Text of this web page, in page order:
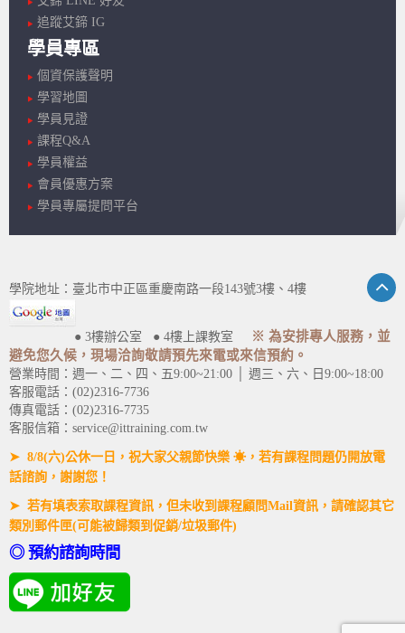
追蹤艾鍗 IG
學員專區
個資保護聲明
學習地圖
學員見證
課程Q&A
學員權益
會員優惠方案
學員專屬提問平台
學院地址：臺北市中正區重慶南路一段143號3樓、4樓
● 3樓辦公室 ● 4樓上課教室
※ 為安排專人服務，並
避免您久候，現場洽詢敬請預先來電或來信預約。
營業時間：週一、二、四、五9:00~21:00 │ 週三、六、日9:00~18:00
客服電話：(02)2316-7736
傳真電話：(02)2316-7735
客服信箱：service@ittraining.com.tw
➤ 8/8(六)公休一日，祝大家父親節快樂 ☀，若有課程問題仍開放電
話諮詢，謝謝您！
➤ 若有填表索取課程資訊，但未收到課程顧問Mail資訊，請確認其它
類別郵件匣(可能被歸類到促銷/垃圾郵件)
◎ 預約諮詢時間